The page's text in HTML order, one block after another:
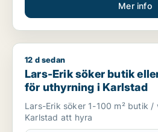
Mer info
Lars-Erik söker butik eller
12 d sedan
Lars-Erik söker butik
för uthyrning i Karlstad
Lars-Erik söker 1-100 m² butik
Karlstad att hyra